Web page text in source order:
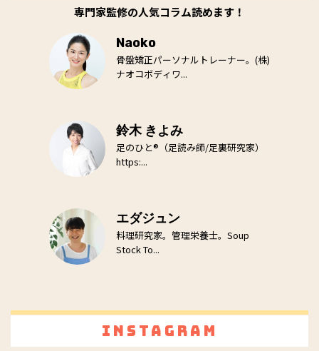
専門家監修の人気コラム読めます！
Naoko
骨盤矯正パーソナルトレーナー。(株)
ナオコボディワ...
鈴木 きよみ
足のひと®（足読み師/足裏研究家）
https:...
エダジュン
料理研究家。管理栄養士。Soup
Stock To...
Instagram